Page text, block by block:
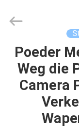
HUIS
PRODUCTEN
VIDEOS
co.,ltd.
Reserved.Poeder
Weg die
Camera